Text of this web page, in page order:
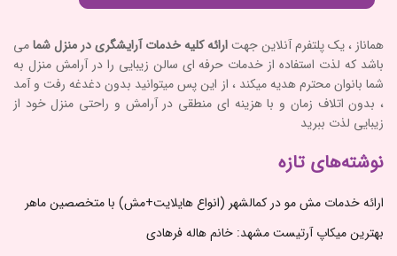
هماناز ، یک پلتفرم آنلاین جهتارائه کلیه خدمات آرایشگری در منزل شمامی
باشد که لذت استفاده از خدمات حرفه ای سالن زیبایی را در آرامش منزل به
شما بانوان محترم هدیه میکند ، از این پس میتوانید بدون دغدغه رفت و آمد
، بدون اتلاف زمان و با هزینه ای منطقی در آرامش و راحتی منزل خود از
زیبایی لذت ببرید
نوشته‌های تازه
ارائه خدمات مش مو در کمالشهر (انواع هایلایت+مش) با متخصصین ماهر
بهترین میکاپ آرتیست مشهد: خانم هاله فرهادی